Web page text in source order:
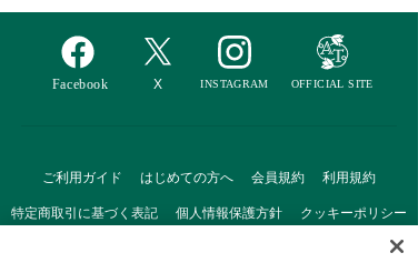
ご利用ガイド はじめての方へ 会員規約 利用規約
特定商取引に基づく表記 個人情報保護方針 クッキーポリシー